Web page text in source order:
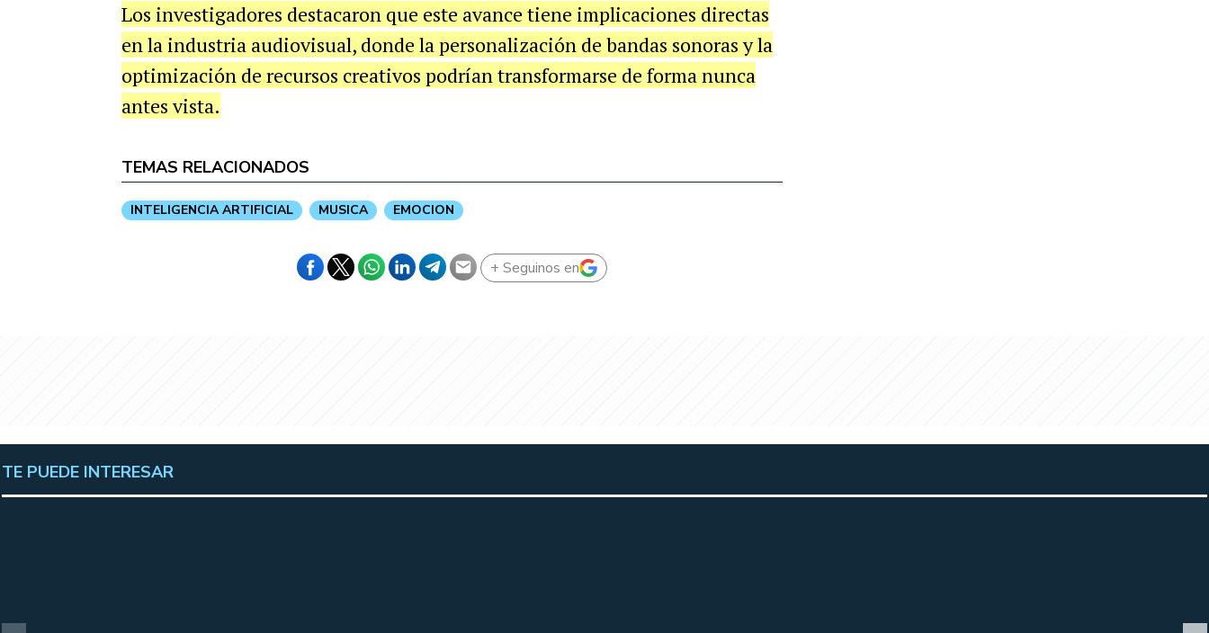
Los investigadores destacaron que este avance tiene implicaciones directas
en la industria audiovisual, donde la personalización de bandas sonoras y la
optimización de recursos creativos podrían transformarse de forma nunca
antes vista.
TEMAS RELACIONADOS
INTELIGENCIA ARTIFICIAL MUSICA EMOCION
+ Seguinos en
TE PUEDE INTERESAR